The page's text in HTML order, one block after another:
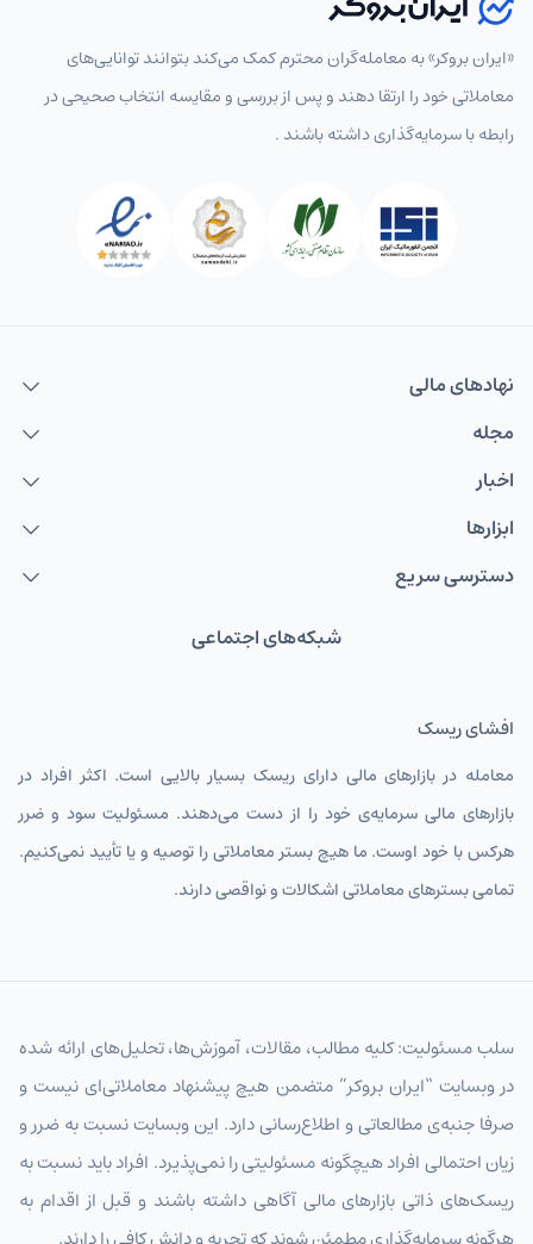
«ایران بروکر» به معامله‌گران محترم کمک می‌کند بتوانند توانایی‌های
معاملاتی خود را ارتقا دهند و پس از بررسی و مقایسه انتخاب‌ صحیحی در
رابطه با سرمایه‌گذاری داشته باشند .
نهاد‌های مالی
مجله
اخبار
ابزارها
دسترسی سریع
شبکه‌های اجتماعی
افشای ریسک
معامله در بازارهای مالی دارای ریسک بسیار بالایی است. اکثر افراد در
بازارهای مالی سرمایه‌ی خود را از دست می‌دهند. مسئولیت سود و ضرر
هرکس با خود اوست. ما هیچ بستر معاملاتی را توصیه و یا تأیید نمی‌کنیم.
تمامی بسترهای معاملاتی اشکالات و نواقصی دارند.
سلب مسئولیت: کلیه مطالب، مقالات، آموزش‌ها، تحلیل‌های ارائه شده
در وبسایت “ایران بروکر” متضمن هیچ پیشنهاد معاملاتی‌ای نیست و
صرفا جنبه‌ی مطالعاتی و اطلاع‌رسانی دارد. این وبسایت نسبت به ضرر و
زیان احتمالی افراد هیچگونه مسئولیتی را نمی‌پذیرد. افراد باید نسبت به
ریسک‌های ذاتی بازارهای مالی آگاهی داشته باشند و قبل از اقدام به